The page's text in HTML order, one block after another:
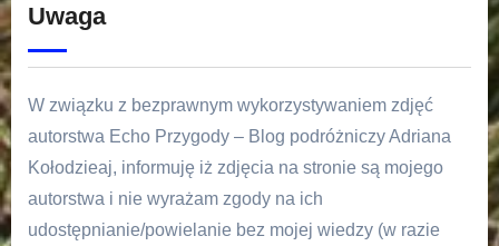
Uwaga
W związku z bezprawnym wykorzystywaniem zdjęć
autorstwa Echo Przygody – Blog podróżniczy Adriana
Kołodzieaj, informuję iż zdjęcia na stronie są mojego
autorstwa i nie wyrażam zgody na ich
udostępnianie/powielanie bez mojej wiedzy (w razie